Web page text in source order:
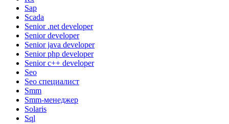
Sap
Scada
Senior .net developer
Senior developer
Senior java developer
Senior php developer
Senior с++ developer
Seo
Seo специалист
Smm
Smm-менеджер
Solaris
Sql